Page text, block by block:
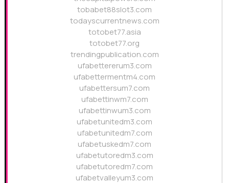
tobabet88slot3.com
todayscurrentnews.com
totobet77.asia
totobet77.org
trendingpublication.com
ufabettererum3.com
ufabettermentm4.com
ufabettersum7.com
ufabettinwm7.com
ufabettinwum3.com
ufabetunitedm3.com
ufabetunitedm7.com
ufabetuskedm7.com
ufabetutoredm3.com
ufabetutoredm7.com
ufabetvalleyum3.com